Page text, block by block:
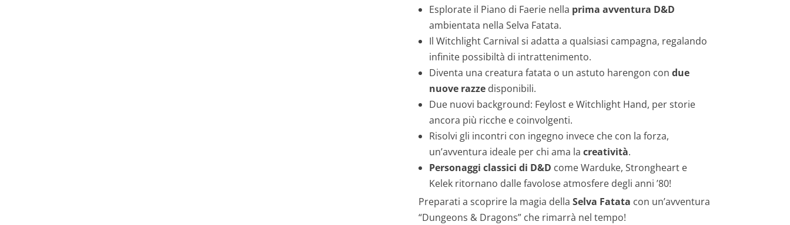
Esplorate il Piano di Faerie nella prima avventura D&D
ambientata nella Selva Fatata.
Il Witchlight Carnival si adatta a qualsiasi campagna, regalando
infinite possibiltà di intrattenimento.
Diventa una creatura fatata o un astuto harengon con due
nuove razzedisponibili.
Due nuovi background: Feylost e Witchlight Hand, per storie
ancora più ricche e coinvolgenti.
Risolvi gli incontri con ingegno invece che con la forza,
un’avventura ideale per chi ama la creatività.
Personaggi classici di D&D come Warduke, Strongheart e
Kelek ritornano dalle favolose atmosfere degli anni ’80!
Preparati a scoprire la magia della Selva Fatata con un’avventura
“Dungeons & Dragons” che rimarrà nel tempo!